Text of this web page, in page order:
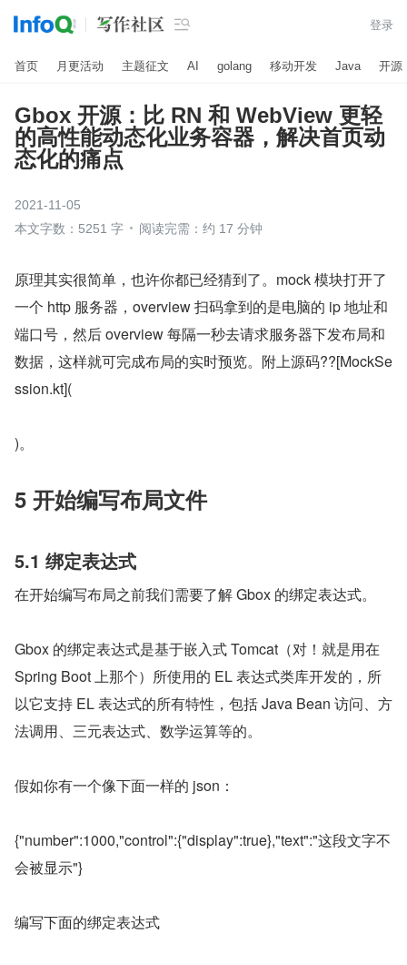
 登录
首页 月更活动 主题征文 AI golang 移动开发 Java 开源
Gbox 开源：比 RN 和 WebView 更轻
的高性能动态化业务容器，解决首页动
态化的痛点
2021-11-05
本文字数：5251 字
阅读完需：约 17 分钟
原理其实很简单，也许你都已经猜到了。mock 模块打开了
一个 http 服务器，overview 扫码拿到的是电脑的 ip 地址和
端口号，然后 overview 每隔一秒去请求服务器下发布局和
数据，这样就可完成布局的实时预览。附上源码??[MockSe
ssion.kt](
)。
5 开始编写布局文件
5.1 绑定表达式
在开始编写布局之前我们需要了解 Gbox 的绑定表达式。
Gbox 的绑定表达式是基于嵌入式 Tomcat（对！就是用在
Spring Boot 上那个）所使用的 EL 表达式类库开发的，所
以它支持 EL 表达式的所有特性，包括 Java Bean 访问、方
法调用、三元表达式、数学运算等的。
假如你有一个像下面一样的 json：
{"number":1000,"control":{"display":true},"text":"这段文字不
会被显示"}
编写下面的绑定表达式